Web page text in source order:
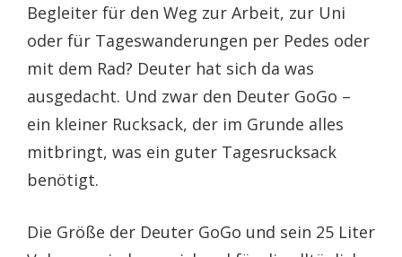
Begleiter für den Weg zur Arbeit, zur Uni
oder für Tageswanderungen per Pedes oder
mit dem Rad? Deuter hat sich da was
ausgedacht. Und zwar den Deuter GoGo –
ein kleiner Rucksack, der im Grunde alles
mitbringt, was ein guter Tagesrucksack
benötigt.
Die Größe der Deuter GoGo und sein 25 Liter